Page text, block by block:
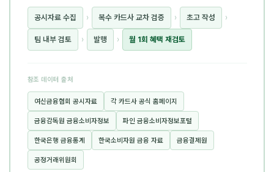
공시자료 수집 › 복수 카드사 교차 검증 › 초고 작성 ›
팀 내부 검토 › 발행 › 월 1회 혜택 재검토
참조 데이터 출처
여신금융협회 공시자료 각 카드사 공식 홈페이지
금융감독원 금융소비자정보 파인 금융소비자정보포털
한국은행 금융통계 한국소비자원 금융 자료 금융결제원
공정거래위원회